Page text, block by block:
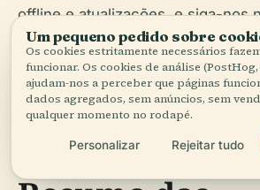
offline e atualizações, e siga-nos
para as últimas notícias sobre
viagem.
Um pequeno pedido sobre
Os cookies estritamente necessários
funcionar. Os cookies de análise
ajudam-nos a perceber que páginas
dados agregados, sem anúncios, sem
qualquer momento no rodapé.
Personalizar Rejeitar tudo